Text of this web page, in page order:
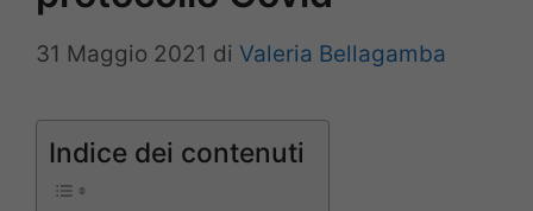
31 Maggio 2021 di Valeria Bellagamba
Indice dei contenuti